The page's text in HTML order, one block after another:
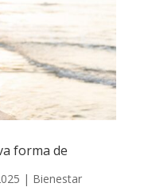
forma de
| Bienestar